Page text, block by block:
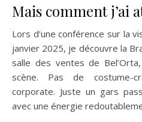
Mais comment j’ai
Lors d’une conférence sur la
janvier 2025, je découvre la
salle des ventes de
scène. Pas de costume-
corporate. Juste un gars
avec une énergie